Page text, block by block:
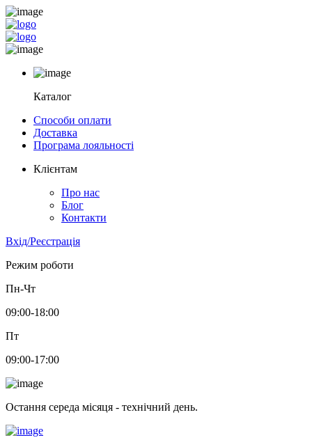
Каталог
Способи оплати
Доставка
Програма лояльності
Клієнтам
Про нас
Блог
Контакти
Вхід/Реєстрація
Режим роботи
Пн-Чт
09:00-18:00
Пт
09:00-17:00
Остання середа місяця - технічний день.